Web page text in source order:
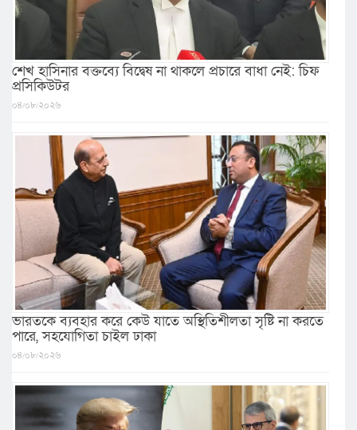
শেখ হাসিনার বক্তব্যে বিদ্বেষ না থাকলে প্রচারে বাধা নেই: চিফ
প্রসিকিউটর
০৪/০৮/২০২৬
ভারতকে ব্যবহার করে কেউ যাতে অস্থিতিশীলতা সৃষ্টি না করতে
পারে, সহযোগিতা চাইল ঢাকা
০৪/০৮/২০২৬